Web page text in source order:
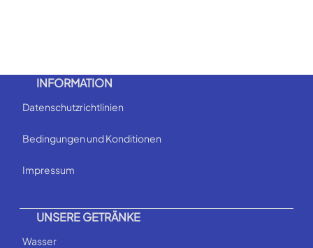
INFORMATION
Datenschutzrichtlinien
Bedingungen und Konditionen
Impressum
UNSERE GETRÄNKE
Wasser